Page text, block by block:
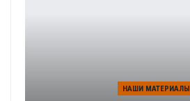
НАШИ МАТЕРИАЛЫ